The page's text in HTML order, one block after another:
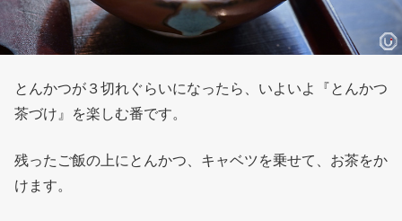
とんかつが３切れぐらいになったら、いよいよ『とんかつ
茶づけ』を楽しむ番です。
残ったご飯の上にとんかつ、キャベツを乗せて、お茶をか
けます。